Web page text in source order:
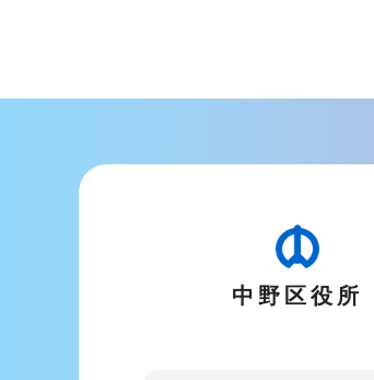
こ
中野区役所